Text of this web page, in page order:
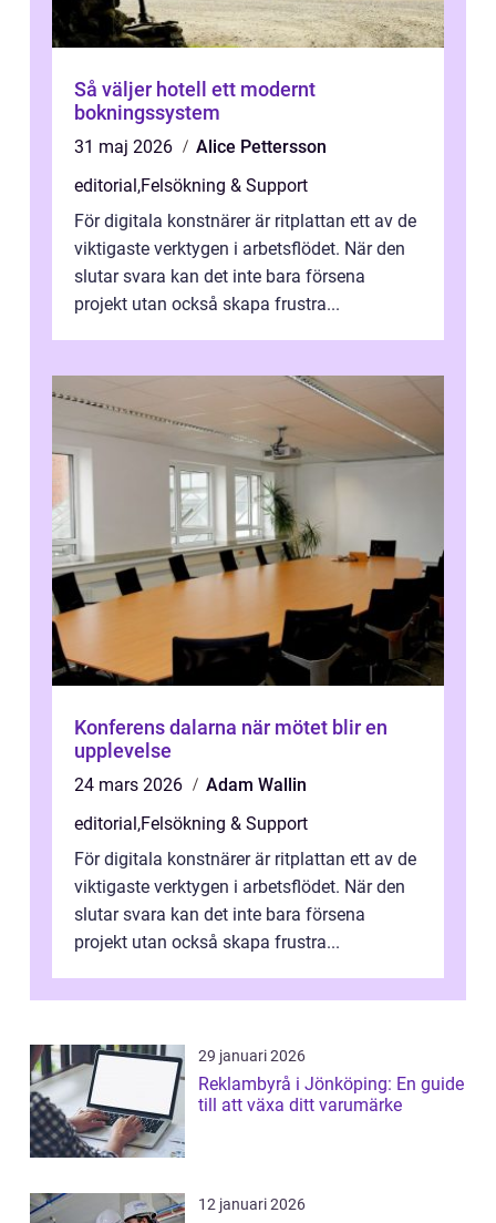
Så väljer hotell ett modernt
bokningssystem
31 maj 2026
Alice Pettersson
editorial,Felsökning & Support
För digitala konstnärer är ritplattan ett av de
viktigaste verktygen i arbetsflödet. När den
slutar svara kan det inte bara försena
projekt utan också skapa frustra...
Konferens dalarna när mötet blir en
upplevelse
24 mars 2026
Adam Wallin
editorial,Felsökning & Support
För digitala konstnärer är ritplattan ett av de
viktigaste verktygen i arbetsflödet. När den
slutar svara kan det inte bara försena
projekt utan också skapa frustra...
29 januari 2026
Reklambyrå i Jönköping: En guide
till att växa ditt varumärke
12 januari 2026